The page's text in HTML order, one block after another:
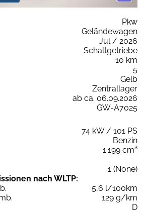
Pkw
Geländewagen
Jul / 2026
Schaltgetriebe
10 km
5
Gelb
Zentrallager
ab ca. 06.09.2026
GW-A7025
74 kW / 101 PS
Benzin
1.199 cm³
1 (None)
nach WLTP:
5,6 l/100km
129 g/km
D